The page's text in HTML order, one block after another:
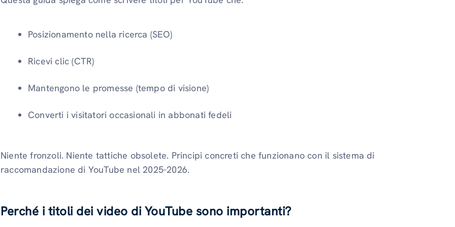
Posizionamento nella ricerca (SEO)
Ricevi clic (CTR)
Mantengono le promesse (tempo di visione)
Converti i visitatori occasionali in abbonati fedeli
Niente fronzoli. Niente tattiche obsolete. Principi concreti che funzionano con il sistema di
raccomandazione di YouTube nel 2025-2026.
Perché i titoli dei video di YouTube sono importanti?